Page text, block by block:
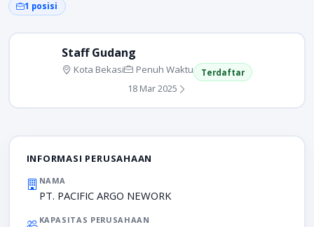
1 posisi
Staff Gudang
Kota Bekasi Penuh Waktu Terdaftar
18 Mar 2025
INFORMASI PERUSAHAAN
NAMA
PT. PACIFIC ARGO NEWORK
KAPASITAS PERUSAHAAN